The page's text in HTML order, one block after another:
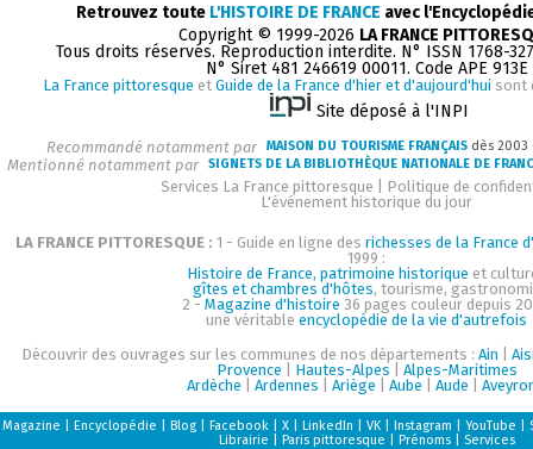
Retrouvez toute L'HISTOIRE DE FRANCE avec
Copyright © 1999-2026 LA FRANCE
Tous droits réservés. Reproduction interdite. N° ISSN 1768-
N° Siret 481 246619 00011. Code APE 913E
La France pittoresque et Guide de la France d'hier et d'aujourd'hui sont
Site déposé à l'INPI
Recommandé notamment par MAISON DU TOURISME FRANÇAIS dès
Mentionné notamment par SIGNETS DE LA BIBLIOTHÈQUE NATIONALE DE
Services La France pittoresque
Politique de
L'événement historique du jour
LA FRANCE PITTORESQUE : 1 - Guide en ligne des richesses de la France
1999 :
Histoire de France, patrimoine historique et
gîtes et chambres d'hôtes, tourisme,
2 - Magazine d'histoire 36 pages couleur depuis
une véritable encyclopédie de la vie d'autrefois
Découvrir des ouvrages sur les communes de nos départements : Ain
Provence
Hautes-Alpes
Alpes-Maritimes
Ardèche
Ardennes Ariège Aube Aude
Magazine Encyclopédie Blog| Facebook| X| LinkedIn VK| Instagram YouTube
Librairie
Paris pittoresque Prénoms| Services